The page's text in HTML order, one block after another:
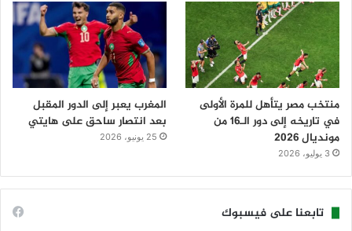
منتخب مصر يتأهل للمرة الأولى
في تاريخه إلى دور الـ16 من
مونديال 2026
3 يوليو، 2026
المغرب يعبر إلى الدور المقبل
بعد انتصار ساحق على هايتي
25 يونيو، 2026
تابعنا على فيسبوك